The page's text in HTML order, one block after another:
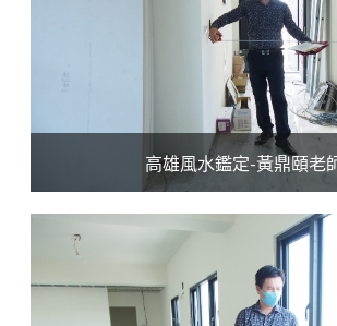
高雄風水鑑定-黃鼎頤老